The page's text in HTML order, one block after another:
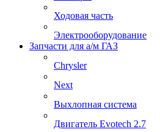
Ходовая часть
Электрооборудование
Запчасти для а/м ГАЗ
Chrysler
Next
Выхлопная система
Двигатель Evotech 2.7